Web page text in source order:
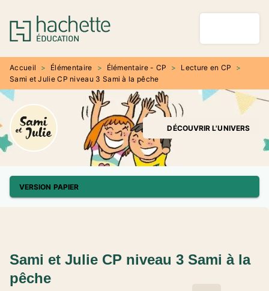
MENU RECHERCHE
PIED DE PAGE
Accueil > Élémentaire > Élémentaire - CP > Lecture en CP
>
Sami et Julie CP niveau 3 Sami à la pêche
DÉCOUVRIR L'UNIVERS
VERSION PAPIER
Sami et Julie CP niveau 3 Sami à la
pêche